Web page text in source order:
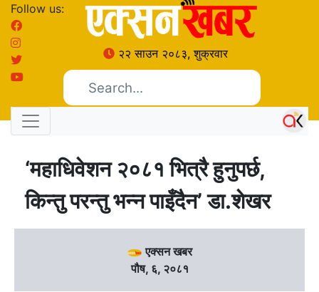
Follow us:
२२ साउन २०८३, शुक्रवार
‘महाधिवेशन २०८१ भित्रै हुनुपर्छ,
किन्तु परन्तु भन्न पाइँदैन’ डा.शेखर
एक्सन खबर
पौष, ६, २०८१